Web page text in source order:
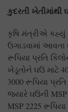
કુદરતી
કૃષિ મંત્રીએ કહ્યું
ઉગાડવામાં આવતા
રૂપિયા પ્રતિ
ખેડૂતોને ઘઉં માટે
3000 રૂપિયા
જ્યારે ઘઉંની
MSP 2225